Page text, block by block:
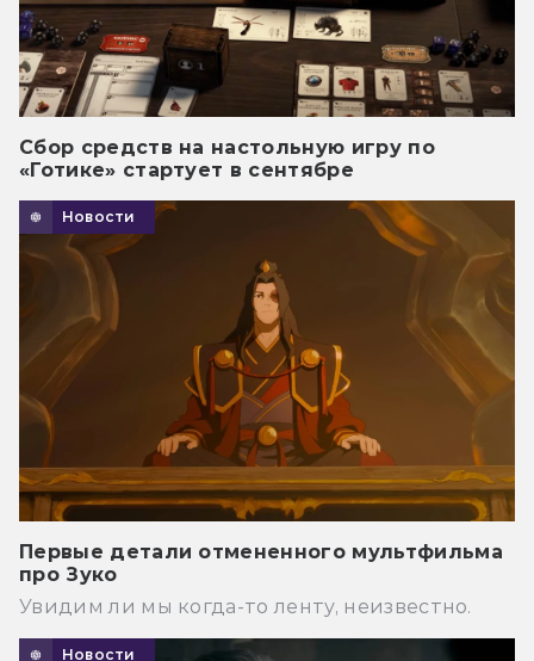
Сбор средств на настольную игру по
«Готике» стартует в сентябре
Новости
Первые детали отмененного мультфильма
про Зуко
Увидим ли мы когда-то ленту, неизвестно.
Новости